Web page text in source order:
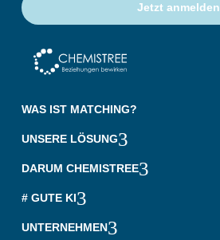
Jetzt anmelden
WAS IST MATCHING?
UNSERE LÖSUNG3
DARUM CHEMISTREE3
# GUTE KI3
UNTERNEHMEN3